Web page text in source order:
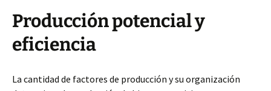
Producción potencial y
eficiencia
La cantidad de factores de producción y su organización